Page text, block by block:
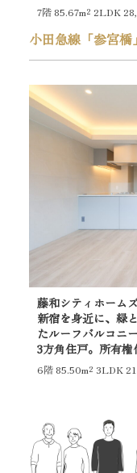
7階 85.67m² 2LDK
小田急線「参宮橋
藤和シティホーム
新宿を身近に、緑
たルーフバルコニ
3方角住戸。所有
6階 85.50m² 3LDK